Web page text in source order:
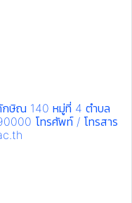
กษิณ 140 หมู่ที่ 4 ตำบล
โทรศัพท์ / โทรสาร